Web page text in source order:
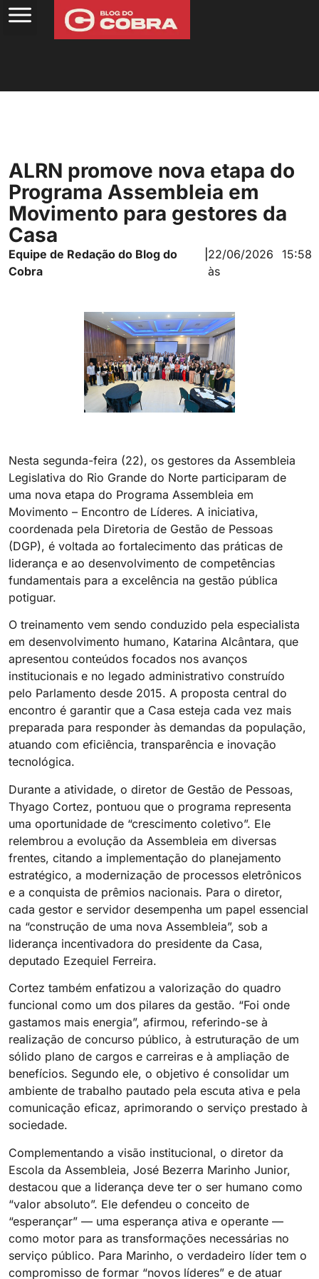
ALRN promove nova etapa do
Programa Assembleia em
Movimento para gestores da
Casa
Equipe de Redação do Blog do
Cobra
22/06/2026
às
15:58
Nesta segunda-feira (22), os gestores da Assembleia
Legislativa do Rio Grande do Norte participaram de
uma nova etapa do Programa Assembleia em
Movimento – Encontro de Líderes. A iniciativa,
coordenada pela Diretoria de Gestão de Pessoas
(DGP), é voltada ao fortalecimento das práticas de
liderança e ao desenvolvimento de competências
fundamentais para a excelência na gestão pública
potiguar.
O treinamento vem sendo conduzido pela especialista
em desenvolvimento humano, Katarina Alcântara, que
apresentou conteúdos focados nos avanços
institucionais e no legado administrativo construído
pelo Parlamento desde 2015. A proposta central do
encontro é garantir que a Casa esteja cada vez mais
preparada para responder às demandas da população,
atuando com eficiência, transparência e inovação
tecnológica.
Durante a atividade, o diretor de Gestão de Pessoas,
Thyago Cortez, pontuou que o programa representa
uma oportunidade de “crescimento coletivo”. Ele
relembrou a evolução da Assembleia em diversas
frentes, citando a implementação do planejamento
estratégico, a modernização de processos eletrônicos
e a conquista de prêmios nacionais. Para o diretor,
cada gestor e servidor desempenha um papel essencial
na “construção de uma nova Assembleia”, sob a
liderança incentivadora do presidente da Casa,
deputado Ezequiel Ferreira.
Cortez também enfatizou a valorização do quadro
funcional como um dos pilares da gestão. “Foi onde
gastamos mais energia”, afirmou, referindo-se à
realização de concurso público, à estruturação de um
sólido plano de cargos e carreiras e à ampliação de
benefícios. Segundo ele, o objetivo é consolidar um
ambiente de trabalho pautado pela escuta ativa e pela
comunicação eficaz, aprimorando o serviço prestado à
sociedade.
Complementando a visão institucional, o diretor da
Escola da Assembleia, José Bezerra Marinho Junior,
destacou que a liderança deve ter o ser humano como
“valor absoluto”. Ele defendeu o conceito de
“esperançar” — uma esperança ativa e operante —
como motor para as transformações necessárias no
serviço público. Para Marinho, o verdadeiro líder tem o
compromisso de formar “novos líderes” e de atuar